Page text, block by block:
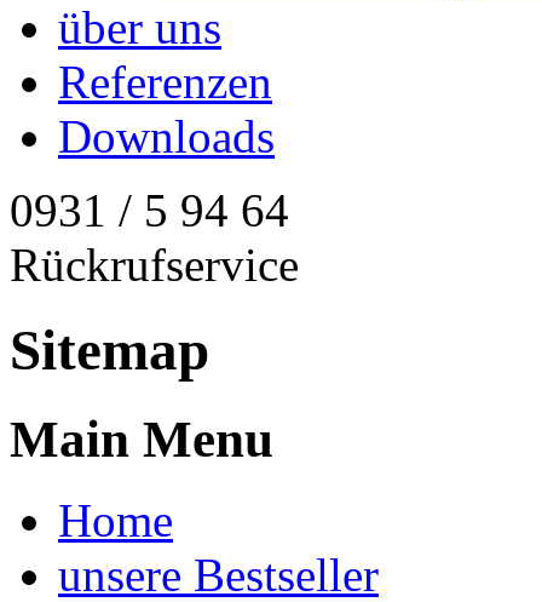
über uns
Referenzen
Downloads
0931 / 5 94 64
Rückrufservice
Sitemap
Main Menu
Home
unsere Bestseller